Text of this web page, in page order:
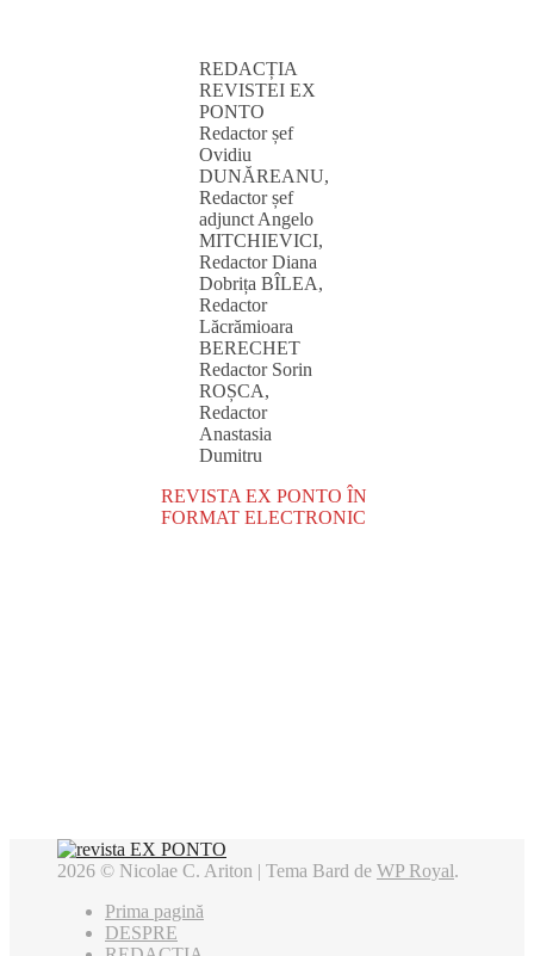
REDACȚIA
REVISTEI EX
PONTO
Redactor șef
Ovidiu
DUNĂREANU,
Redactor șef
adjunct Angelo
MITCHIEVICI,
Redactor Diana
Dobrița BÎLEA,
Redactor
Lăcrămioara
BERECHET
Redactor Sorin
ROȘCA,
Redactor
Anastasia
Dumitru
REVISTA EX PONTO ÎN
FORMAT ELECTRONIC
2026 © Nicolae C. Ariton | Tema Bard de WP Royal.
Prima pagină
DESPRE